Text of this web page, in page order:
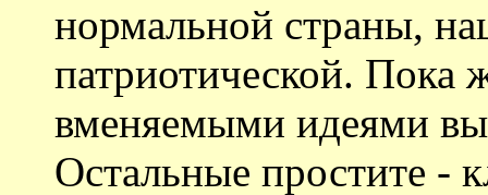
нормальной страны,
патриотической. Пока
вменяемыми идеями
Остальные простите -